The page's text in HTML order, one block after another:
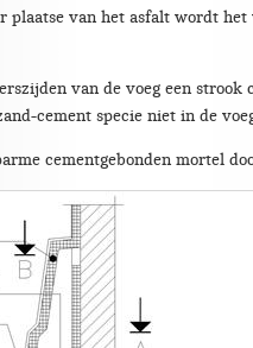
plaatse van het asfalt wordt het
van de voeg een strook
cement specie niet in de
cementgebonden mortel